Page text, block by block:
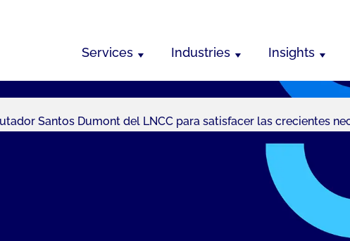
Services Industries Insights
Santos Dumont del LNCC para satisfacer las crecientes